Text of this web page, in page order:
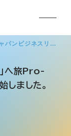
パンビジネスリ…
」へ旅Pro-
しました。